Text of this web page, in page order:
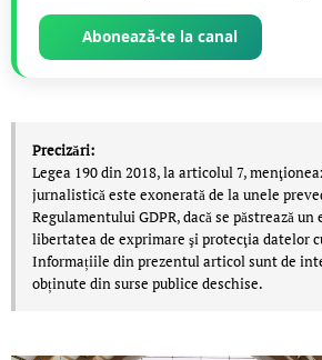
Abonează-te la canal
Precizări:
Legea 190 din 2018, la articolul 7,
jurnalistică este exonerată de la unele
Regulamentului GDPR, dacă se păstrează
libertatea de exprimare şi protecţia datelor
Informațiile din prezentul articol sunt de
obținute din surse publice deschise.